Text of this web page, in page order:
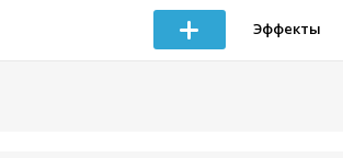
Эффекты